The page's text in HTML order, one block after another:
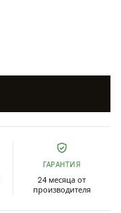
ГАРАНТИЯ
24 месяца от
производителя